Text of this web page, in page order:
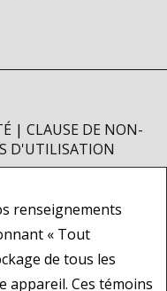
renseignements
« Tout
de tous les
Ces témoins
| CLAUSE DE NON-
D'UTILISATION
indépendante. Aucune
ce soit est donnée quant
à solliciter les acheteurs
sous contrat.
sont des marques déposées